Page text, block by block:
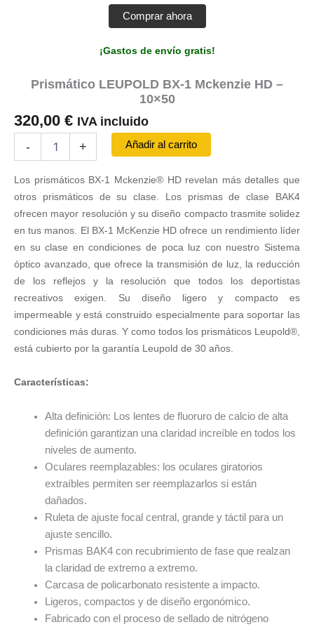
Comprar ahora
¡Gastos de envío gratis!
Prismático LEUPOLD BX-1 Mckenzie HD –
10×50
320,00 € IVA incluido
-
LEUPOLD
1
Mckenzie
HD
10x50
cantidad
+ Añadir al carrito
Los prismáticos BX-1 Mckenzie® HD revelan más detalles que
otros prismáticos de su clase. Los prismas de clase BAK4
ofrecen mayor resolución y su diseño compacto trasmite solidez
en tus manos. El BX-1 McKenzie HD ofrece un rendimiento líder
en su clase en condiciones de poca luz con nuestro Sistema
óptico avanzado, que ofrece la transmisión de luz, la reducción
de los reflejos y la resolución que todos los deportistas
recreativos exigen. Su diseño ligero y compacto es
impermeable y está construido especialmente para soportar las
condiciones más duras. Y como todos los prismáticos Leupold®,
está cubierto por la garantía Leupold de 30 años.
Características:
Alta definición: Los lentes de fluoruro de calcio de alta
definición garantizan una claridad increíble en todos los
niveles de aumento.
Oculares reemplazables: los oculares giratorios
extraíbles permiten ser reemplazarlos si están
dañados.
Ruleta de ajuste focal central, grande y táctil para un
ajuste sencillo.
Prismas BAK4 con recubrimiento de fase que realzan
la claridad de extremo a extremo.
Carcasa de policarbonato resistente a impacto.
Ligeros, compactos y de diseño ergonómico.
Fabricado con el proceso de sellado de nitrógeno